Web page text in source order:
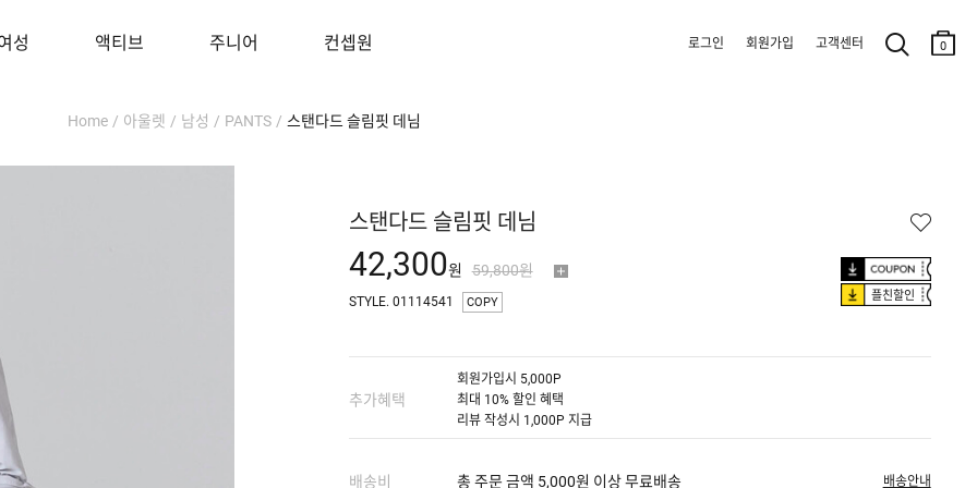
성 액티브 주니어 컨셉원 로그인 회원가입 고객센터 0
Home / 아울렛 / 남성 / PANTS / 스탠다드 슬림핏 데님
스탠다드 슬림핏 데님
42,300원 59,800원
플친할인
STYLE. 01114541 COPY
추가혜택
회원가입시 5,000P
최대 10% 할인 혜택
리뷰 작성시 1,000P 지급
배송비 총 주문 금액 5,000원 이상 무료배송 배송안내